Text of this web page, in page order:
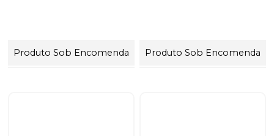
Produto Sob Encomenda Produto Sob Encomenda